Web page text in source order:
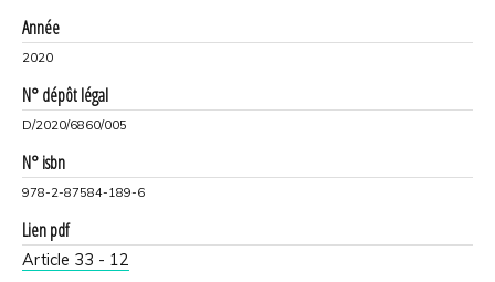
Année
2020
N° dépôt légal
D/2020/6860/005
N° isbn
978-2-87584-189-6
Lien pdf
Article 33 - 12